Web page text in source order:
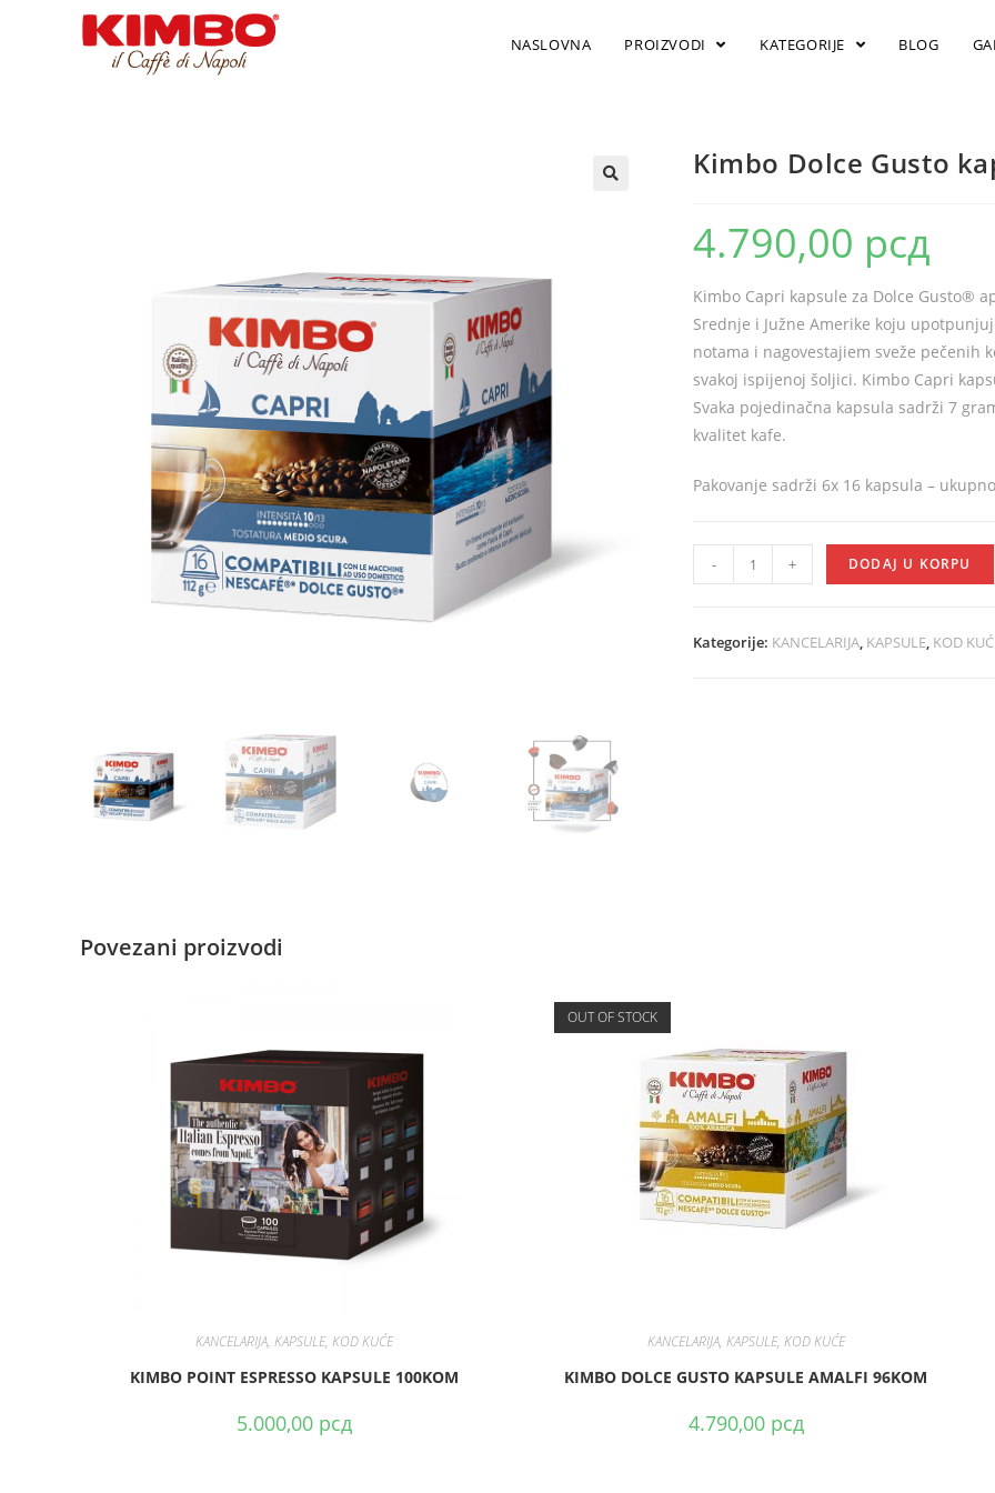
NASLOVNA PROIZVODI KATEGORIJE BLOG
Kimbo Dolce Gusto
4.790,00 рсд
Kimbo Capri kapsule za Dolce Gusto®
Srednje i Južne Amerike koju
notama i nagovestajiem sveže
svakoj ispijenoj šoljici. Kimbo Capri
Svaka pojedinačna kapsula sadrži 7
kvalitet kafe.
Pakovanje sadrži 6x 16 kapsula –
- + DODAJ U KORPU
Kategorije: KANCELARIJA, KAPSULE, KOD
Povezani proizvodi
DODAJ U KORPU
KANCELARIJA,KAPSULE,KOD KUĆE
KIMBO POINT ESPRESSO KAPSULE 100KOM
5.000,00 рсд
OUT OF STOCK
PROČITAJTE JOŠ
KANCELARIJA, KAPSULE, KOD KUĆE
KIMBO DOLCE GUSTO KAPSULE AMALFI 96KOM
4.790,00 рсд